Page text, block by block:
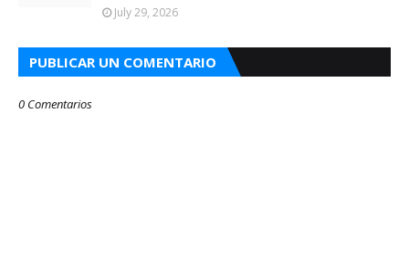
July 29, 2026
PUBLICAR UN COMENTARIO
0 Comentarios